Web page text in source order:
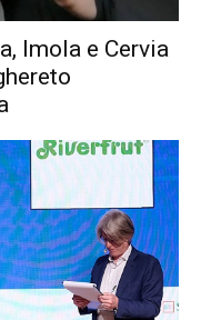
Imola e Cervia